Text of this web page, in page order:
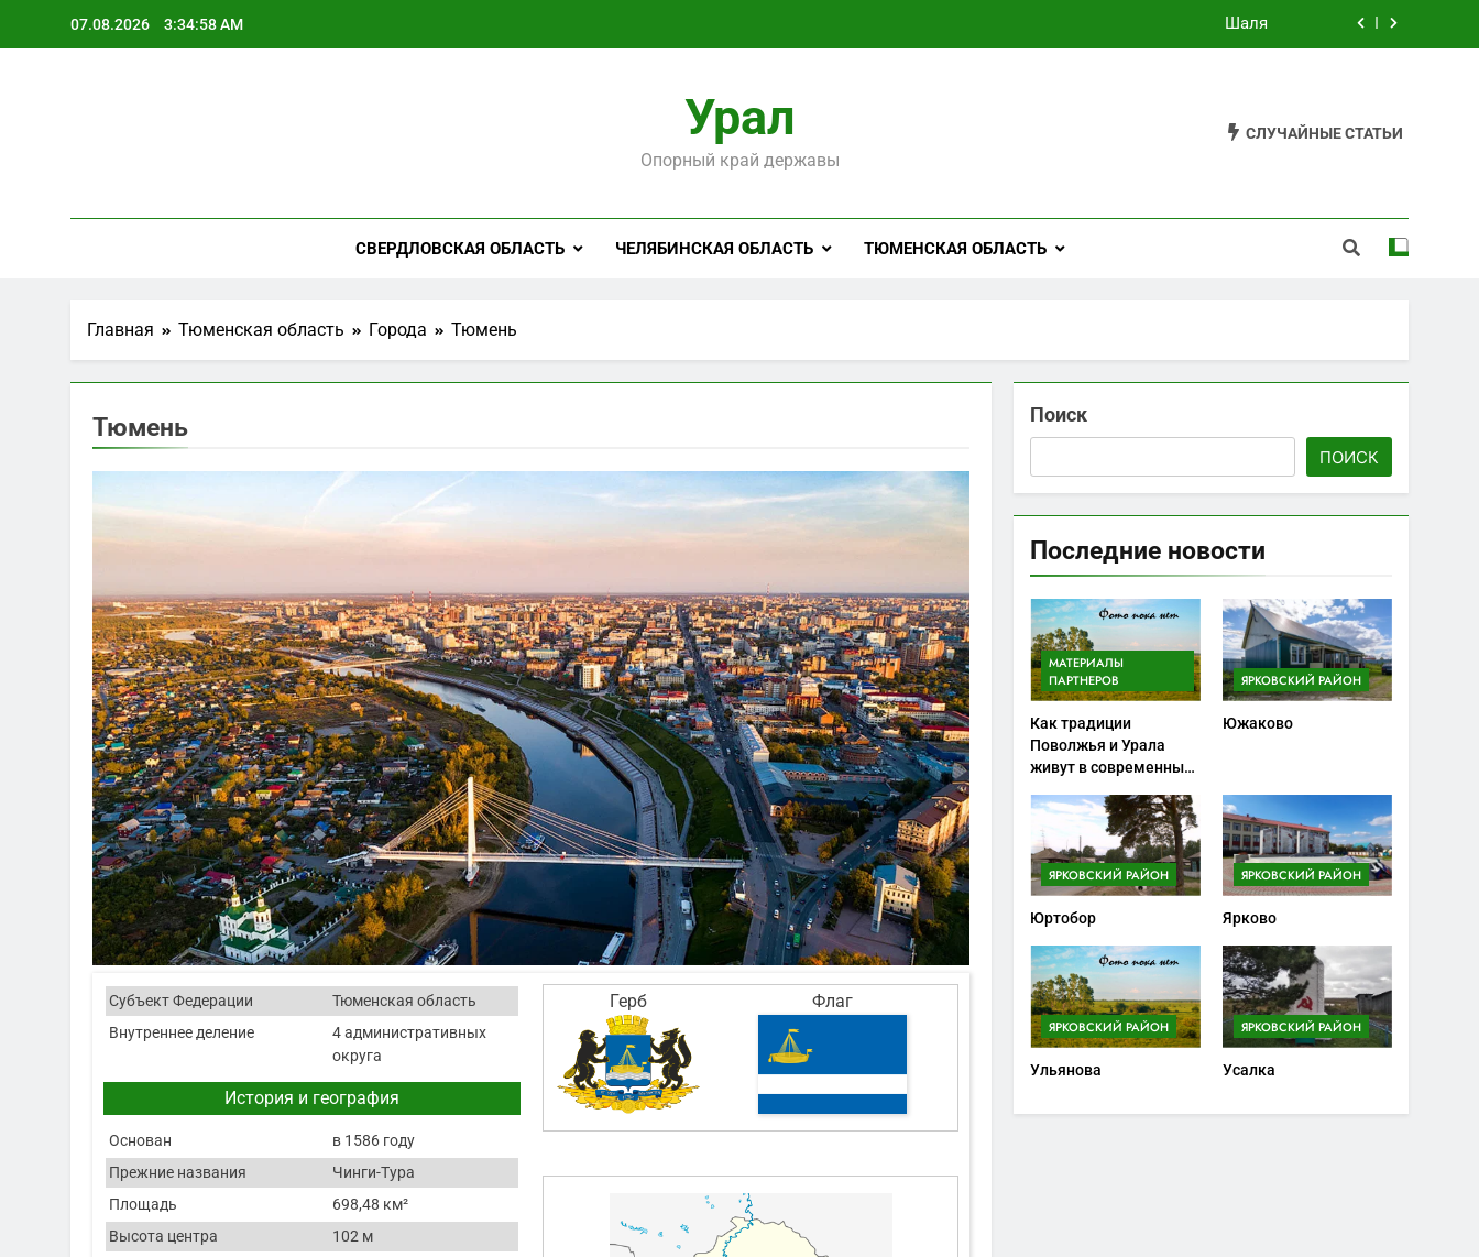
07.08.2026 3:35:00 AM Черноярский
Староуткинск
Черноярский
Урал
Опорный край державы
СЛУЧАЙНЫЕ СТАТЬИ
СВЕРДЛОВСКАЯ ОБЛАСТЬ ЧЕЛЯБИНСКАЯ ОБЛАСТЬ ТЮМЕНСКАЯ ОБЛАСТЬ
Главная Тюменская область Города Тюмень
Тюмень
Субъект Федерации
Тюменская область
Внутреннее деление
4 административных
округа
История и география
Основан
в 1586 году
Прежние названия
Чинги-Тура
Площадь
698,48 км²
Высота центра
102 м
Герб Флаг
Поиск
ПОИСК
Последние новости
МАТЕРИАЛЫ
ПАРТНЕРОВ
Как традиции
Поволжья и Урала
живут в современных
ЯРКОВСКИЙ РАЙОН
Южаково
ЯРКОВСКИЙ РАЙОН
Юртобор
ЯРКОВСКИЙ РАЙОН
Ярково
ЯРКОВСКИЙ РАЙОН
Ульянова
ЯРКОВСКИЙ РАЙОН
Усалка